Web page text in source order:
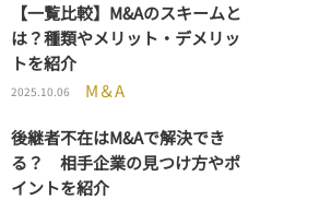
【一覧比較】M&Aのスキームと
は？種類やメリット・デメリッ
トを紹介
2025.10.06 M＆A
後継者不在はM&Aで解決でき
る？ 相手企業の見つけ方やポ
イントを紹介